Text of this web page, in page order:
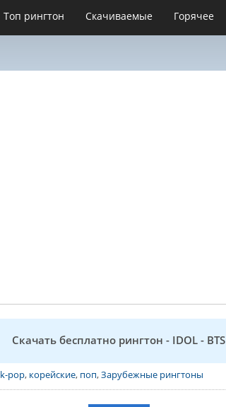
Топ рингтон Скачиваемые Горячее
Скачать бесплатно рингтон - IDOL - BTS
k-pop, корейские, поп,Зарубежные рингтоны